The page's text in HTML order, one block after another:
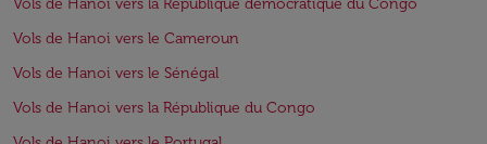
Vols de Hanoi vers la République démocratique du Congo
Vols de Hanoi vers le Cameroun
Vols de Hanoi vers le Sénégal
Vols de Hanoi vers la République du Congo